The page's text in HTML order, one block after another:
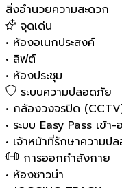
สิ่งอำนวยความสะดวก
จุดเด่น
• ห้องอเนกประสงค์
• ลิฟต์
• ห้องประชุม
ระบบความปลอดภัย
• กล้องวงจรปิด
• ระบบ Easy Pass เข้า-
• เจ้าหน้าที่รักษาความ
การออกกำลังกาย
• ห้องซาวน่า